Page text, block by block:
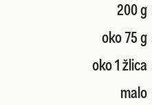
200 g
oko 75 g
oko 1 žlica
malo